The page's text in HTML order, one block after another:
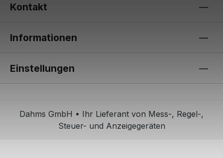
Kontakt
Informationen
Einstellungen
Dahms GmbH • Ihr Lieferant von Mess-, Regel-,
Steuer- und Anzeigegeräten